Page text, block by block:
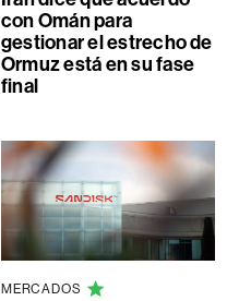
con Omán para
gestionar el estrecho de
Ormuz está en su fase
final
MERCADOS